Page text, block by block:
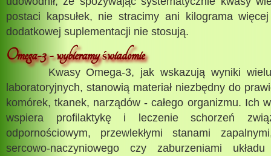
postaci kapsułek, nie stracimy ani kilograma
dodatkowej suplementacji nie stosują.
Omega-3 - wybieramyświadomie
Kwasy Omega-3, jak wskazują wyniki wielu
laboratoryjnych, stanowią materiał niezbędny do
komórek, tkanek, narządów - całego organizmu. Ich
wspiera profilaktykę i leczenie schorzeń
odpornościowym, przewlekłymi stanami
sercowo-naczyniowego czy zaburzeniami